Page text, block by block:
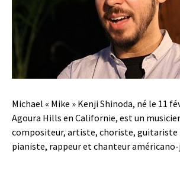
Michael « Mike » Kenji Shinoda, né le 11
Agoura Hills en Californie, est un
compositeur, artiste, choriste, guitariste
pianiste, rappeur et chanteur